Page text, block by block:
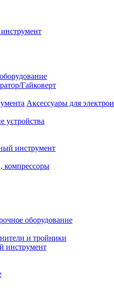
Гайковерт
Аксессуары для
устройства
инструмент
компрессоры
оборудование
и тройники
инструмент